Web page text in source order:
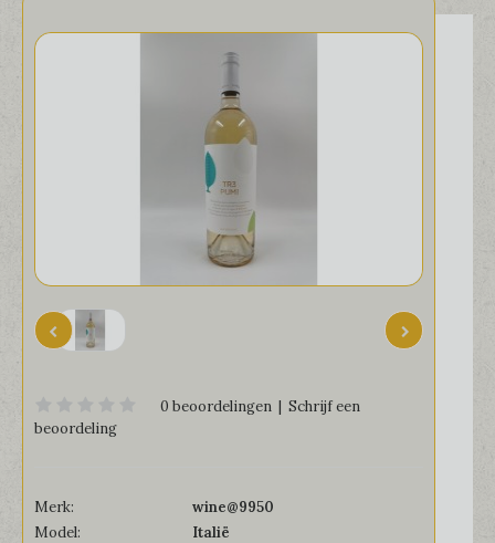
0 beoordelingen | Schrijf een
beoordeling
Merk:
wine@9950
Model:
Italië